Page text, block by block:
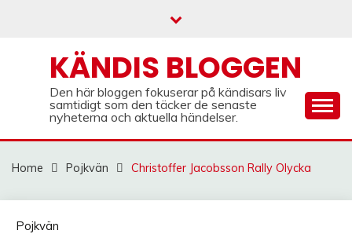
KÄNDIS BLOGGEN
Den här bloggen fokuserar på kändisars liv
samtidigt som den täcker de senaste
nyheterna och aktuella händelser.
Home Pojkvän Christoffer Jacobsson Rally Olycka
Pojkvän